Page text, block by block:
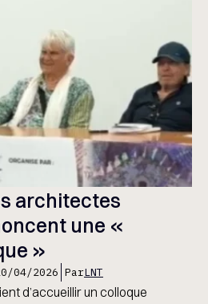
architectes
une «
»
04/2026 ParLNT
d’accueillir un colloque